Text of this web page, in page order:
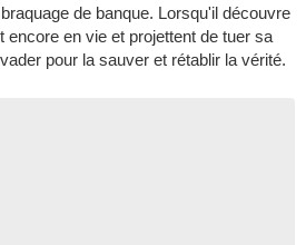
de banque. Lorsqu'il découvre
en vie et projettent de tuer sa
pour la sauver et rétablir la vérité.